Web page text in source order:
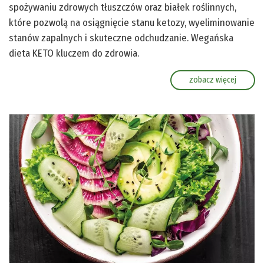
spożywaniu zdrowych tłuszczów oraz białek roślinnych,
które pozwolą na osiągnięcie stanu ketozy, wyeliminowanie
stanów zapalnych i skuteczne odchudzanie. Wegańska
dieta KETO kluczem do zdrowia.
zobacz więcej